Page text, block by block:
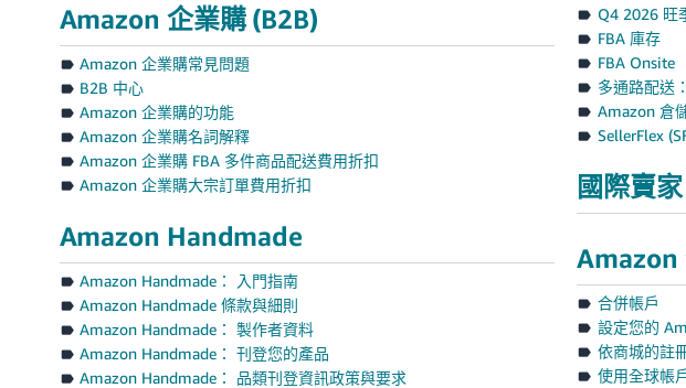
Amazon 企業購 (B2B)
Amazon 企業購常見問題
B2B 中心
Amazon 企業購的功能
Amazon 企業購名詞解釋
Amazon 企業購 FBA 多件商品配送費用折扣
Amazon 企業購大宗訂單費用折扣
Amazon Handmade
Amazon Handmade： 入門指南
Amazon Handmade 條款與細則
Amazon Handmade： 製作者資料
Amazon Handmade： 刊登您的產品
Amazon Handmade： 品類刊登資訊政策與要求
Q4 2026 旺
FBA 庫存
FBA Onsite
多通路配送
Amazon 倉
SellerFlex
國際賣家
Amazon
合併帳戶
設定您的
依商城的註
使用全球帳